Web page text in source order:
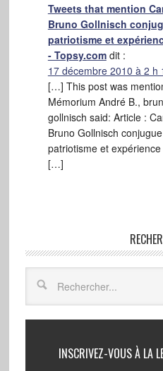
Tweets that mention
Bruno Gollnisch
patriotisme et
- Topsy.com dit :
17 décembre 2010 à 2 h
[…] This post was
Mémorium André B.,
gollnisch said: Article :
Bruno Gollnisch
patriotisme et expérience
[…]
INSCRIVEZ-VOUS À LA